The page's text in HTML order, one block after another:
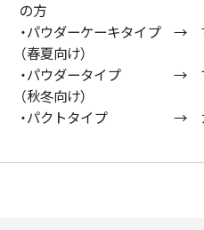
の方
・パウダーケーキタイプ →
（春夏向け）
・パウダータイプ → マ
（秋冬向け）
・パクトタイプ → カバ